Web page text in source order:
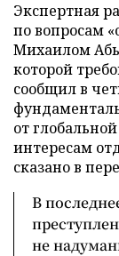
Экспертная
по вопросам
Михаилом
которой
сообщил в
от
интересам
сказано в
В
не